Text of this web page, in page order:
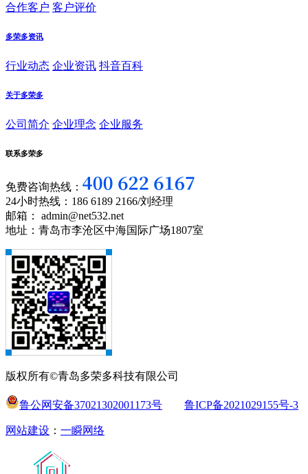
合作客户 客户评价
多荣多资讯
行业动态 企业资讯 抖音百科
关于多荣多
公司简介 企业理念 企业服务
联系多荣多
免费咨询热线：
24小时热线：186 6189 2166/刘经理
邮箱： admin@net532.net
地址：青岛市李沧区中海国际广场1807室
版权所有©青岛多荣多科技有限公司
鲁公网安备37021302001173号 鲁ICP备2021029155号-3
网站建设 ： 一瞬网络